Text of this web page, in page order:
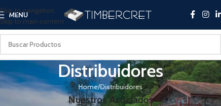
Skip to navigation
Skip to main content
MENU
Distribuidores
Home Distribuidores
Nuestros Asociados